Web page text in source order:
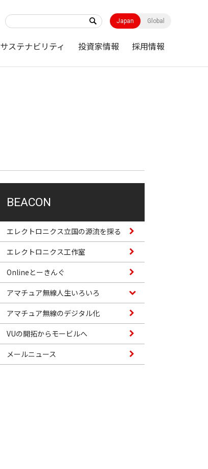
Japan Global
サステナビリティ 投資家情報 採用情報
BEACON
エレクトロニクス立国の源流を探る
エレクトロニクス工作室
Onlineとーきんぐ
アマチュア無線人生いろいろ
アマチュア無線のデジタル化
VUの開拓からモービルへ
メールニュース